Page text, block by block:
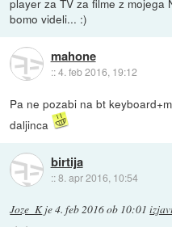
player za TV za filme z mojega
bomo videli... :)
mahone
::4. feb 2016, 19:12
Pa ne pozabi na bt
daljinca
birtija
::8. apr 2016, 10:54
Joze_Kje4. feb 2016 ob 10:01